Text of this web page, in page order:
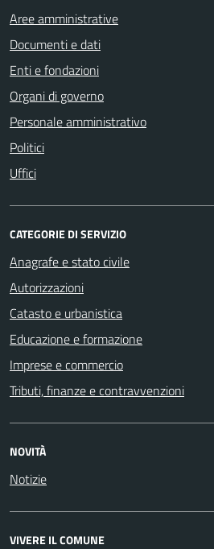
Aree amministrative
Documenti e dati
Enti e fondazioni
Organi di governo
Personale amministrativo
Politici
Uffici
CATEGORIE DI SERVIZIO
Anagrafe e stato civile
Autorizzazioni
Catasto e urbanistica
Educazione e formazione
Imprese e commercio
Tributi, finanze e contravvenzioni
NOVITÀ
Notizie
VIVERE IL COMUNE